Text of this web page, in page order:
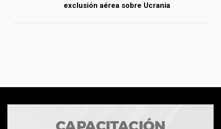
exclusión aérea sobre Ucrania